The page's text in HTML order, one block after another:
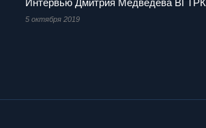
Интервью Дмитрия Медведева ВГТРК
5 октября 2019